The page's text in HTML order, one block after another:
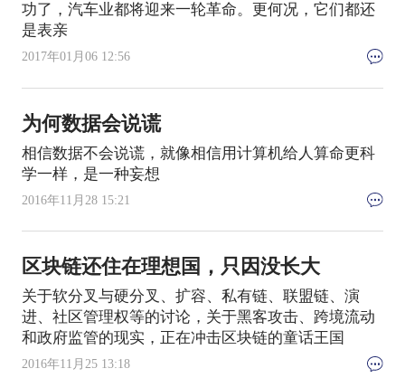
功了，汽车业都将迎来一轮革命。更何况，它们都还
是表亲
2017年01月06 12:56
为何数据会说谎
相信数据不会说谎，就像相信用计算机给人算命更科
学一样，是一种妄想
2016年11月28 15:21
区块链还住在理想国，只因没长大
关于软分叉与硬分叉、扩容、私有链、联盟链、演
进、社区管理权等的讨论，关于黑客攻击、跨境流动
和政府监管的现实，正在冲击区块链的童话王国
2016年11月25 13:18